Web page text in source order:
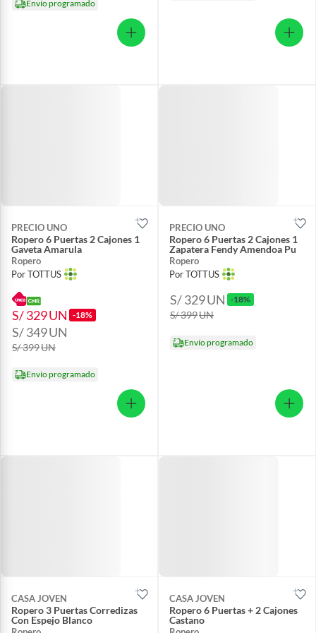
Envío programado
PRECIO UNO
Ropero 6 Puertas 2 Cajones 1
Gaveta Amarula
Ropero
Por TOTTUS
S/ 329UN -18%
S/ 349UN
S/ 399UN
Envío programado
PRECIO UNO
Ropero 6 Puertas 2 Cajones 1
Zapatera Fendy Amendoa Pu
Ropero
Por TOTTUS
S/ 329UN -18%
S/ 399UN
Envío programado
CASA JOVEN
Ropero 3 Puertas Corredizas
Con Espejo Blanco
CASA JOVEN
Ropero 6 Puertas + 2 Cajones
Castano